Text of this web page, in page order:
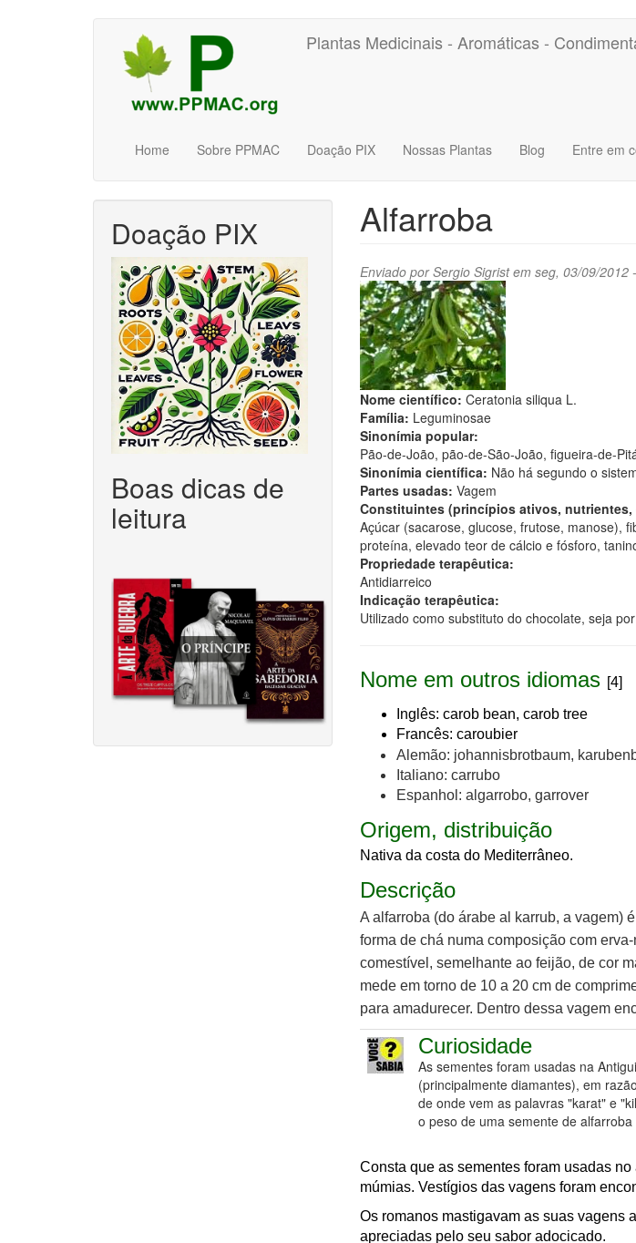
Plantas Medicinais - Aromáticas -
Home Sobre PPMAC Doação PIX Nossas Plantas Blog Entre em
Doação PIX
Boas dicas de
leitura
Alfarroba
Enviado porSergio Sigristem seg, 03/09/2012
Nome científico: Ceratonia siliqua L.
Família: Leguminosae
Sinonímia popular:
Pão-de-João, pão-de-São-João, figueira-de-
Sinonímia científica: Não há segundo o
Partes usadas: Vagem
Constituintes (princípios ativos, nutrientes,
Açúcar (sacarose, glucose, frutose, manose),
proteína, elevado teor de cálcio e fósforo,
Propriedade terapêutica:
Antidiarreico
Indicação terapêutica:
Utilizado como substituto do chocolate, seja
Nome em outros idiomas [4]
Inglês: carob bean, carob tree
Francês: caroubier
Alemão: johannisbrotbaum,
Italiano: carrubo
Espanhol: algarrobo, garrover
Origem, distribuição
Nativa da costa do Mediterrâneo.
Descrição
A alfarroba (do árabe al karrub, a vagem)
forma de chá numa composição com
comestível, semelhante ao feijão, de cor
mede em torno de 10 a 20 cm de
para amadurecer. Dentro dessa vagem
Curiosidade
As sementes foram usadas na
(principalmente diamantes), em
de onde vem as palavras "karat" e
o peso de uma semente de alfarroba
Consta que as sementes foram usadas
múmias. Vestígios das vagens foram
Os romanos mastigavam as suas vagens
apreciadas pelo seu sabor adocicado.